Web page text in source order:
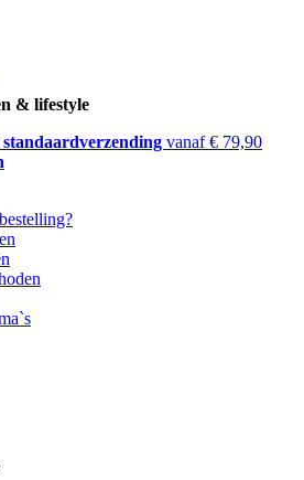
& lifestyle
vanaf € 79,90